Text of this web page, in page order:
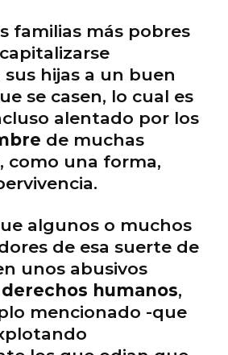
familias más pobres
hijas a un buen
se casen, lo cual es
alentado por los
de muchas
como una forma,
algunos o muchos
de esa suerte de
unos abusivos
derechos humanos,
mencionado -que